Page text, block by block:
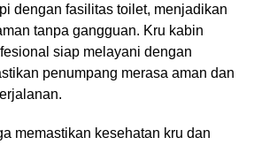
dengan fasilitas toilet, menjadikan
tanpa gangguan. Kru kabin
siap melayani dengan
penumpang merasa aman dan
memastikan kesehatan kru dan